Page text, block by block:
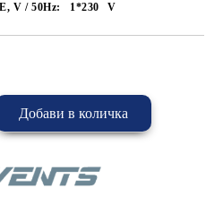
V / 50Hz: 1*230 V